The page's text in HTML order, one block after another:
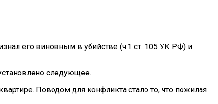
его виновным в убийстве (ч.1 ст. 105 УК РФ) и
следующее.
Поводом для конфликта стало то, что пожилая